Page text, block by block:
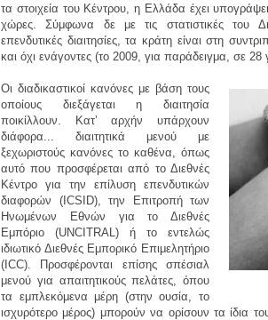
τα στοιχεία του Κέντρου, η Ελλάδα έχει
χώρες. Σύμφωνα δε με τις στατιστικές του
επενδυτικές διαιτησίες, τα κράτη είναι στη
και όχι ενάγοντες (το 2009, για παράδειγμα, σε
Οι διαδικαστικοί κανόνες με βάση τους
οποίους διεξάγεται η διαιτησία
ποικίλλουν. Κατ’ αρχήν υπάρχουν
διάφορα... διαιτητικά μενού με
ξεχωριστούς κανόνες το καθένα, όπως
αυτό που προσφέρεται από το Διεθνές
Κέντρο για την επίλυση επενδυτικών
διαφορών (ICSID), την Επιτροπή των
Ηνωμένων Εθνών για το Διεθνές
Εμπόριο (UNCITRAL) ή το εντελώς
ιδιωτικό Διεθνές Εμπορικό Επιμελητήριο
(ICC). Προσφέρονται επίσης σπέσιαλ
μενού για απαιτητικούς πελάτες, όπου
τα εμπλεκόμενα μέρη (στην ουσία, το
ισχυρότερο μέρος) μπορούν να ορίσουν τα ίδια